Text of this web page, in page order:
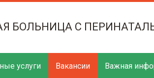
БОЛЬНИЦА С
услуги Вакансии Важная